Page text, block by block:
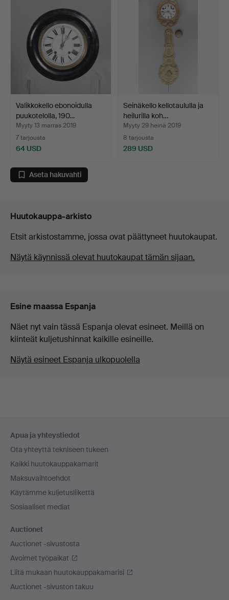
Valikkokello ebonoidulla
puukotelolla, 190…
Myyty 13 marras 2019
7 tarjousta
64 USD
Seinäkello kellotaululla ja
heilurilla koh…
Myyty 29 heinä 2019
8 tarjousta
289 USD
Aseta hakuvahti
Huutokauppa-arkisto
Etsit arkistostamme, jossa ovat päättyneet huutokaupat.
Näytä käynnissä olevat huutokaupat tämän sijaan.
Esine maassa Espanja
Näet nyt vain tässä Espanja olevat esineet. Meillä on
kiinteät kuljetushinnat kaikille esineille.
Näytä esineet Espanja ulkopuolella
Apua ja yhteystiedot
Ota yhteyttä tekniseen tukeen
Kaikki huutokauppakamarit
Maksuvaihtoehdot
Käytämme kuljetusliikettä
Sosiaaliset mediat
Auctionet
Auctionet -sivustosta
Avoimet työpaikat
Liitä mukaan huutokauppakamarisi
Auctionet -sivuston takuu